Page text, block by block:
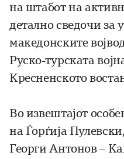
на штабот на
детално сведочи за
македонските
Руско-турската
Кресненското
Во извештајот
на Ѓорѓија
Георги Антонов –